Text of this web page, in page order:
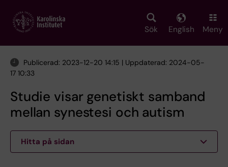
main
Sök English Meny
Publicerad: 2023-12-20 14:15 | Uppdaterad: 2024-05-
17 10:33
Studie visar genetiskt samband
mellan synestesi och autism
Hitta på sidan